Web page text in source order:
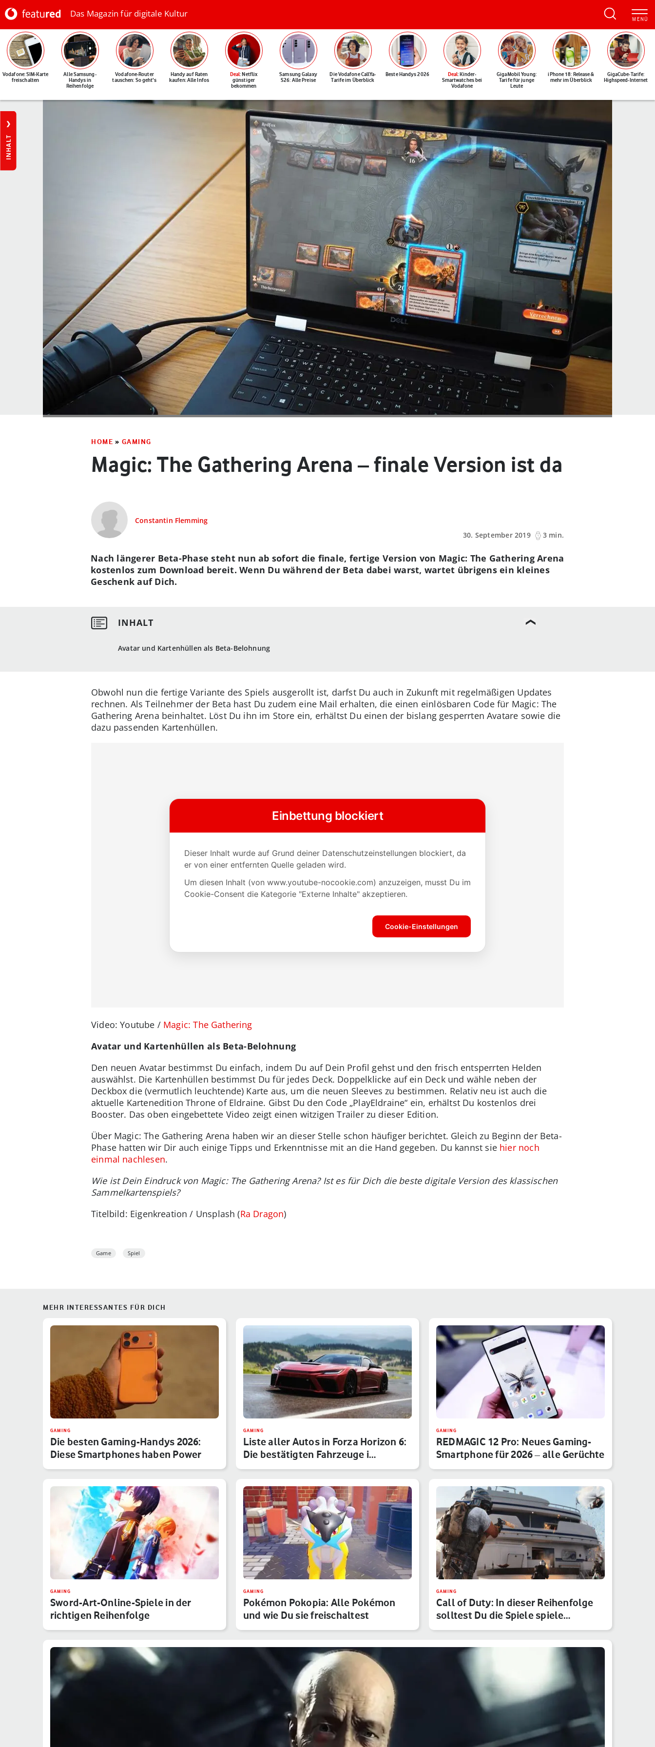
Das Magazin für digitale Kultur
Vodafone: SIM-Karte
freischalten
Alle Samsung-
Handys in
Reihenfolge
Vodafone-Router
tauschen: So geht's
Handy auf Raten
kaufen: Alle Infos
Deal: Netflix
günstiger
bekommen
Samsung Galaxy
S26: Alle Preise
Die Vodafone CallYa-
Tarife im Überblick
Beste Handys 2026 Deal: Kinder-
Smartwatches bei
Vodafone
GigaMobil Young:
Tarife für junge
Leute
iPhone 18: Release &
mehr im Überblick
GigaCube-Tarife:
Highspeed-Internet
INHALT
HOME » GAMING
Magic: The Gathering Arena – finale Version ist da
Constantin Flemming
30. September 2019
3 min.
Avatar und Kartenhüllen als Beta-Belohnung
Nach längerer Beta-Phase steht nun ab sofort die finale, fertige Version von Magic: The Gathering Arena
kostenlos zum Download bereit. Wenn Du während der Beta dabei warst, wartet übrigens ein kleines
Geschenk auf Dich.
Obwohl nun die fertige Variante des Spiels ausgerollt ist, darfst Du auch in Zukunft mit regelmäßigen Updates
rechnen. Als Teilnehmer der Beta hast Du zudem eine Mail erhalten, die einen einlösbaren Code für Magic: The
Gathering Arena beinhaltet. Löst Du ihn im Store ein, erhältst Du einen der bislang gesperrten Avatare sowie die
dazu passenden Kartenhüllen.
Video: Youtube / Magic: The Gathering
Avatar und Kartenhüllen als Beta-Belohnung
Den neuen Avatar bestimmst Du einfach, indem Du auf Dein Profil gehst und den frisch entsperrten Helden
auswählst. Die Kartenhüllen bestimmst Du für jedes Deck. Doppelklicke auf ein Deck und wähle neben der
Deckbox die (vermutlich leuchtende) Karte aus, um die neuen Sleeves zu bestimmen. Relativ neu ist auch die
aktuelle Kartenedition Throne of Eldraine. Gibst Du den Code „PlayEldraine“ ein, erhältst Du kostenlos drei
Booster. Das oben eingebettete Video zeigt einen witzigen Trailer zu dieser Edition.
Über Magic: The Gathering Arena haben wir an dieser Stelle schon häufiger berichtet. Gleich zu Beginn der Beta-
Phase hatten wir Dir auch einige Tipps und Erkenntnisse mit an die Hand gegeben. Du kannst sie hier noch
einmal nachlesen.
Wie ist Dein Eindruck von Magic: The Gathering Arena? Ist es für Dich die beste digitale Version des klassischen
Sammelkartenspiels?
Titelbild: Eigenkreation / Unsplash (Ra Dragon)
Game Spiel
MEHR INTERESSANTES FÜR DICH
GAMING
Die besten Gaming-Handys 2026:
Diese Smartphones haben Power
GAMING
Liste aller Autos in Forza Horizon 6:
Die bestätigten Fahrzeuge i…
GAMING
REDMAGIC 12 Pro: Neues Gaming-
Smartphone für 2026 – alle Gerüchte
GAMING
Sword-Art-Online-Spiele in der
richtigen Reihenfolge
GAMING
Pokémon Pokopia: Alle Pokémon
und wie Du sie freischaltest
GAMING
Call of Duty: In dieser Reihenfolge
solltest Du die Spiele spiele…